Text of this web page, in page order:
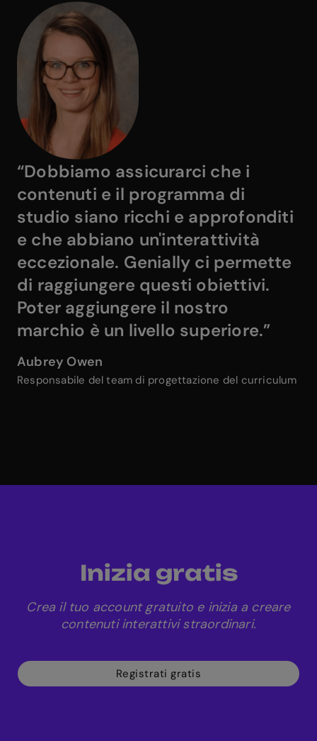
“Dobbiamo assicurarci che i
contenuti e il programma di
studio siano ricchi e approfonditi
e che abbiano un'interattività
eccezionale. Genially ci permette
di raggiungere questi obiettivi.
Poter aggiungere il nostro
marchio è un livello superiore.”
Aubrey Owen
Responsabile del team di progettazione del curriculum
Inizia gratis
Crea il tuo account gratuito e inizia a creare
contenuti interattivi straordinari.
Registrati gratis